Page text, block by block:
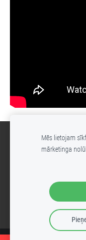
Mēs lietojam
mārketinga